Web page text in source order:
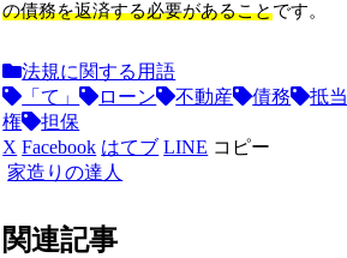
の債務を返済する必要があることです。
法規に関する用語
「て」
ローン 不動産 債務
抵当
権
担保
X Facebook はてブ LINE コピー
家造りの達人
関連記事